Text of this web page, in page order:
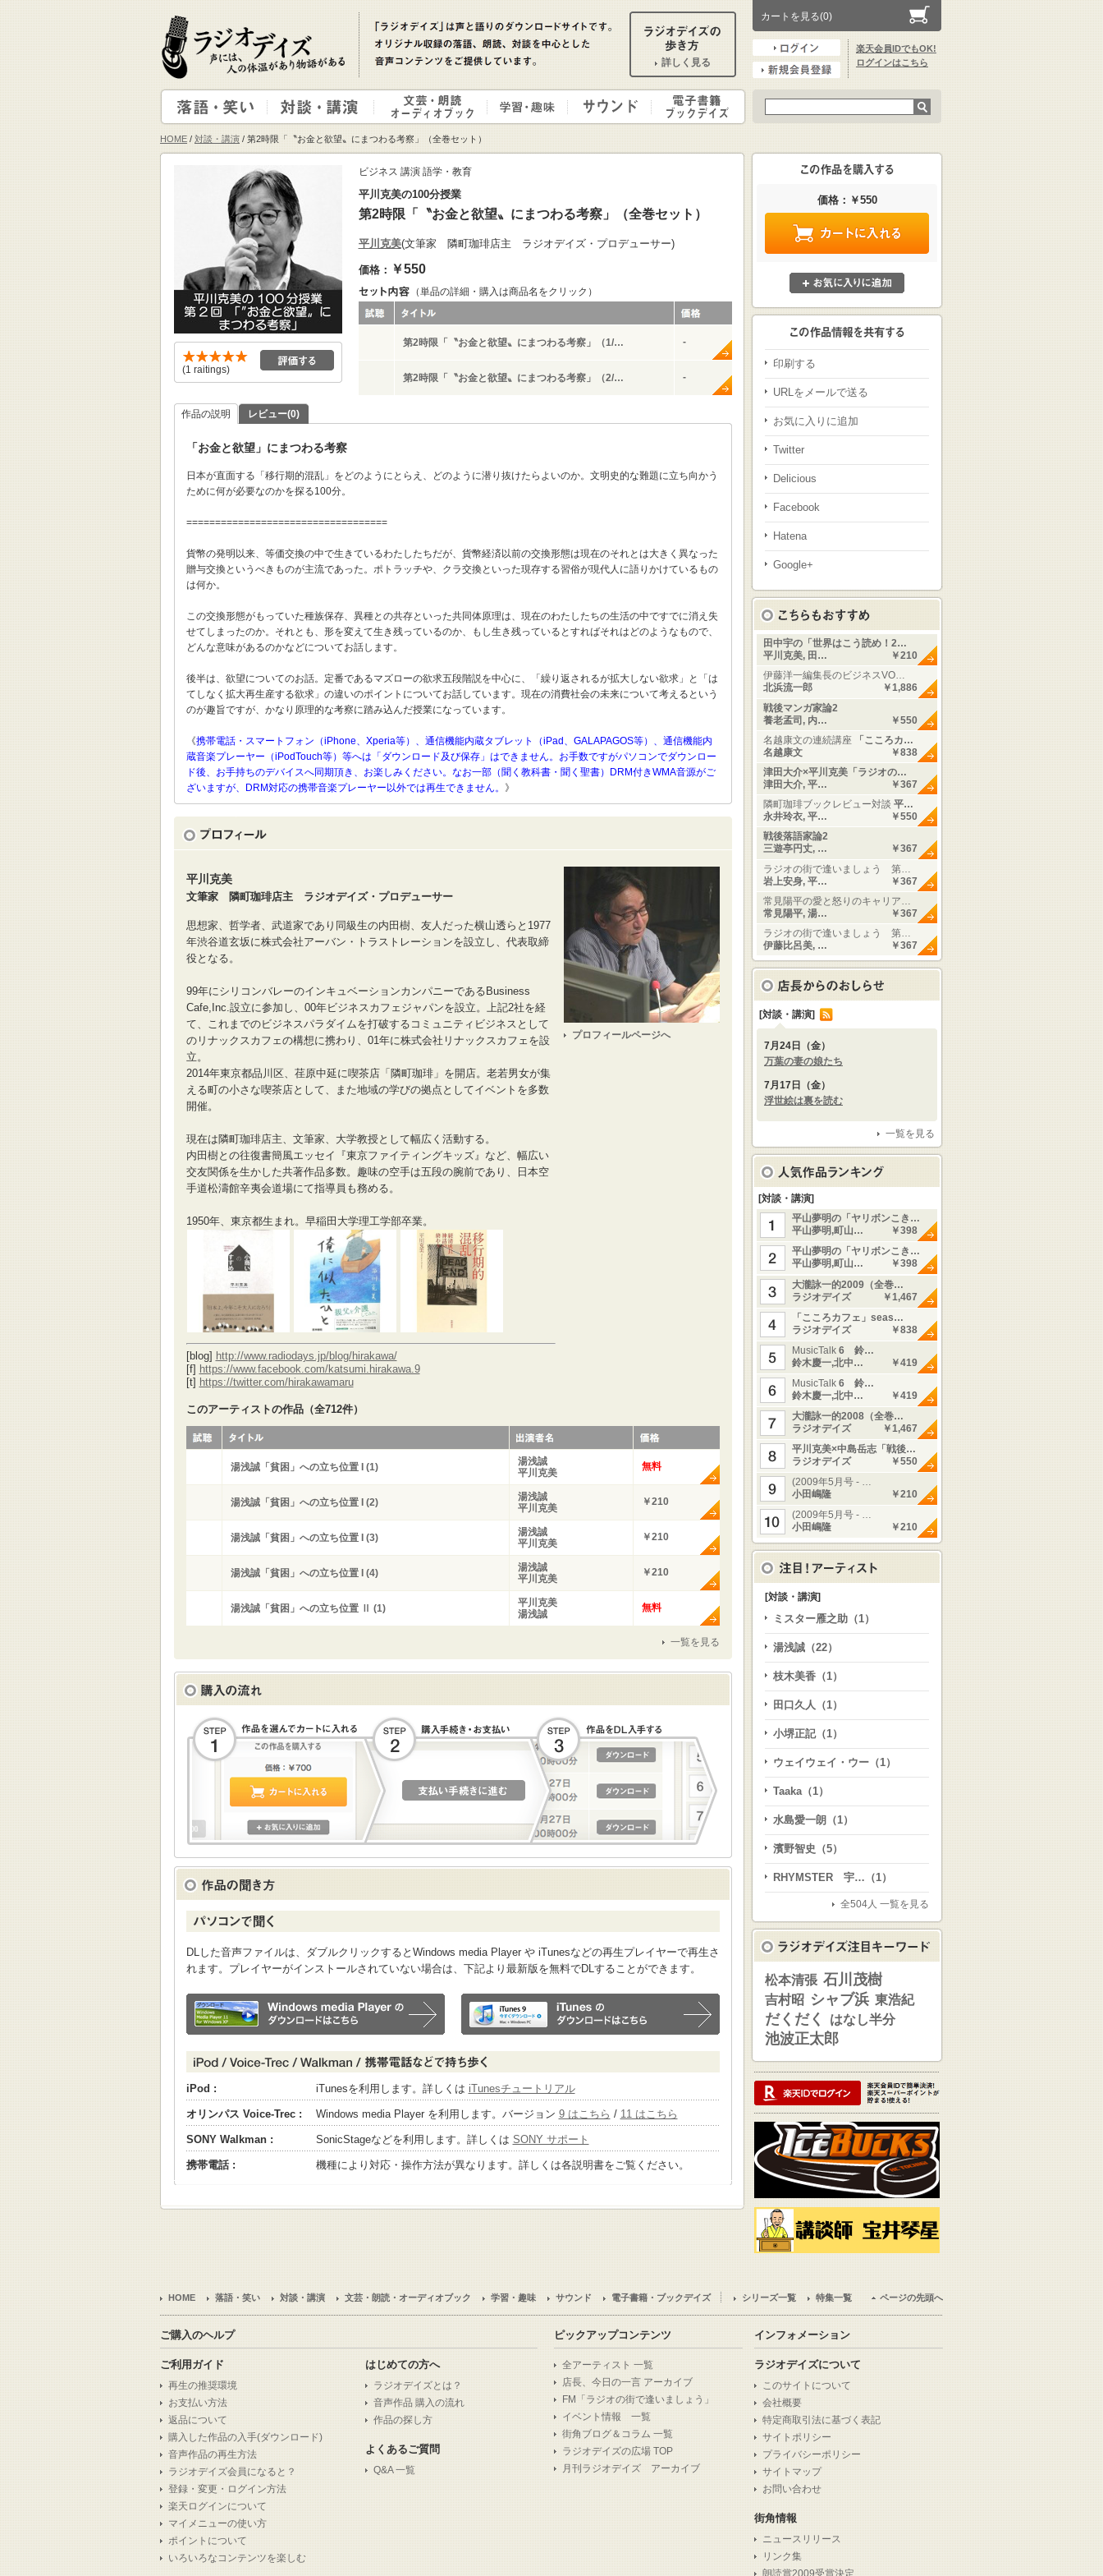
詳しく見る
カートを見る(0)
楽天会員IDでもOK!
ログインはこちら
HOME / 対談・講演 / 第2時限「〝お金と欲望〟にまつわる考察」（全巻セット）
(1 raitings)
ビジネス 講演 語学・教育
平川克美の100分授業
第2時限「〝お金と欲望〟にまつわる考察」（全巻セット）
平川克美(文筆家 隣町珈琲店主 ラジオデイズ・プロデューサー)
価格： ￥550
（単品の詳細・購入は商品名をクリック）
第2時限「〝お金と欲望〟にまつわる考察」（1/… -
第2時限「〝お金と欲望〟にまつわる考察」（2/… -
作品の説明 レビュー(0)
「お金と欲望」にまつわる考察
日本が直面する「移行期的混乱」をどのようにとらえ、どのように潜り抜けたらよいのか。文明史的な難題に立ち向かう
ために何が必要なのかを探る100分。
===================================
貨幣の発明以来、等価交換の中で生きているわたしたちだが、貨幣経済以前の交換形態は現在のそれとは大きく異なった
贈与交換というべきものが主流であった。ポトラッチや、クラ交換といった現存する習俗が現代人に語りかけているもの
は何か。
この交換形態がもっていた種族保存、異種との共存といった共同体原理は、現在のわたしたちの生活の中ですでに消え失
せてしまったのか。それとも、形を変えて生き残っているのか、もし生き残っているとすればそれはどのようなもので、
どんな意味があるのかなどについてお話します。
後半は、欲望についてのお話。定番であるマズローの欲求五段階説を中心に、「繰り返されるが拡大しない欲求」と「は
てしなく拡大再生産する欲求」の違いのポイントについてお話しています。現在の消費社会の未来について考えるという
のが趣旨ですが、かなり原理的な考察に踏み込んだ授業になっています。
《携帯電話・スマートフォン（iPhone、Xperia等）、通信機能内蔵タブレット（iPad、GALAPAGOS等）、通信機能内
蔵音楽プレーヤー（iPodTouch等）等へは「ダウンロード及び保存」はできません。お手数ですがパソコンでダウンロー
ド後、お手持ちのデバイスへ同期頂き、お楽しみください。なお一部（聞く教科書・聞く聖書）DRM付きWMA音源がご
ざいますが、DRM対応の携帯音楽プレーヤー以外では再生できません。
》
平川克美
文筆家 隣町珈琲店主 ラジオデイズ・プロデューサー
思想家、哲学者、武道家であり同級生の内田樹、友人だった横山透らと1977
年渋谷道玄坂に株式会社アーバン・トラストレーションを設立し、代表取締
役となる。
99年にシリコンバレーのインキュベーションカンパニーであるBusiness
Cafe,Inc.設立に参加し、00年ビジネスカフェジャパンを設立。上記2社を経
て、これまでのビジネスパラダイムを打破するコミュニティビジネスとして
のリナックスカフェの構想に携わり、01年に株式会社リナックスカフェを設
立。
2014年東京都品川区、荏原中延に喫茶店「隣町珈琲」を開店。老若男女が集
える町の小さな喫茶店として、また地域の学びの拠点としてイベントを多数
開催。
現在は隣町珈琲店主、文筆家、大学教授として幅広く活動する。
内田樹との往復書簡風エッセイ『東京ファイティングキッズ』など、幅広い
交友関係を生かした共著作品多数。趣味の空手は五段の腕前であり、日本空
手道松濤館辛夷会道場にて指導員も務める。
1950年、東京都生まれ。早稲田大学理工学部卒業。
[blog] http://www.radiodays.jp/blog/hirakawa/
[f] https://www.facebook.com/katsumi.hirakawa.9
[t] https://twitter.com/hirakawamaru
プロフィールページへ
このアーティストの作品（全712件）
湯浅誠「貧困」への立ち位置 I (1)
湯浅誠
平川克美
無料
湯浅誠「貧困」への立ち位置 I (2)
湯浅誠
平川克美
￥210
湯浅誠「貧困」への立ち位置 I (3)
湯浅誠
平川克美
￥210
湯浅誠「貧困」への立ち位置 I (4)
湯浅誠
平川克美
￥210
湯浅誠「貧困」への立ち位置 Ⅱ (1)
平川克美
湯浅誠
無料
一覧を見る
DLした音声ファイルは、ダブルクリックするとWindows media Player や iTunesなどの再生プレイヤーで再生さ
れます。プレイヤーがインストールされていない場合は、下記より最新版を無料でDLすることができます。
iPod : iTunesを利用します。詳しくは iTunesチュートリアル
オリンパス Voice-Trec : Windows media Player を利用します。バージョン 9 はこちら / 11 はこちら
SONY Walkman : SonicStageなどを利用します。詳しくは SONY サポート
携帯電話 : 機種により対応・操作方法が異なります。詳しくは各説明書をご覧ください。
価格：￥550
印刷する
URLをメールで送る
お気に入りに追加
Twitter
Delicious
Facebook
Hatena
Google+
田中宇の「世界はこう読め！2…
平川克美, 田…
￥210
伊藤洋一編集長のビジネスVO…
北浜流一郎
￥1,886
戦後マンガ家論2
養老孟司, 内…
￥550
名越康文の連続講座
「こころカ…
名越康文
￥838
津田大介×平川克美「ラジオの…
津田大介, 平…
￥367
隣町珈琲ブックレビュー対談 平…
永井玲衣, 平…
￥550
戦後落語家論2
三遊亭円丈, …
￥367
ラジオの街で逢いましょう 第…
岩上安身, 平…
￥367
常見陽平の愛と怒りのキャリア…
常見陽平, 湯…
￥367
ラジオの街で逢いましょう 第…
伊藤比呂美, …
￥367
[対談・講演]
7月24日（金）
万葉の妻の娘たち
7月17日（金）
浮世絵は裏を読む
一覧を見る
[対談・講演]
平山夢明の「ヤリボンこき…
平山夢明,町山…
￥398
平山夢明の「ヤリボンこき…
平山夢明,町山…
￥398
大瀧詠一的2009（全巻…
ラジオデイズ
￥1,467
「こころカフェ」seas…
ラジオデイズ
￥838
MusicTalk 6 鈴…
鈴木慶一,北中…
￥419
MusicTalk 6 鈴…
鈴木慶一,北中…
￥419
大瀧詠一的2008（全巻…
ラジオデイズ
￥1,467
平川克美×中島岳志「戦後…
ラジオデイズ
￥550
(2009年5月号 - …
小田嶋隆
￥210
(2009年5月号 - …
小田嶋隆
￥210
[対談・講演]
ミスター雁之助（1）
湯浅誠（22）
枝木美香（1）
田口久人（1）
小堺正記（1）
ウェイウェイ・ウー（1）
Taaka（1）
水島愛一朗（1）
濱野智史（5）
RHYMSTER 宇…（1）
全504人 一覧を見る
松本清張 石川茂樹
吉村昭 シャブ浜 東浩紀
だくだく はなし半分
池波正太郎
HOME 落語・笑い 対談・講演 文芸・朗読・オーディオブック 学習・趣味 サウンド 電子書籍・ブックデイズ シリーズ一覧 特集一覧 ページの先頭へ
ご購入のヘルプ
ご利用ガイド
再生の推奨環境
お支払い方法
返品について
購入した作品の入手(ダウンロード)
音声作品の再生方法
ラジオデイズ会員になると？
登録・変更・ログイン方法
楽天ログインについて
マイメニューの使い方
ポイントについて
いろいろなコンテンツを楽しむ
はじめての方へ
ラジオデイズとは？
音声作品 購入の流れ
作品の探し方
よくあるご質問
Q&A 一覧
ピックアップコンテンツ
全アーティスト 一覧
店長、今日の一言 アーカイブ
FM「ラジオの街で逢いましょう」
イベント情報 一覧
街角ブログ＆コラム 一覧
ラジオデイズの広場 TOP
月刊ラジオデイズ アーカイブ
インフォメーション
ラジオデイズについて
このサイトについて
会社概要
特定商取引法に基づく表記
サイトポリシー
プライバシーポリシー
サイトマップ
お問い合わせ
街角情報
ニュースリリース
リンク集